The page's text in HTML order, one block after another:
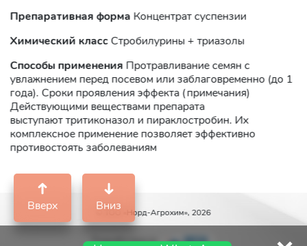
Вверх Вниз
Препаративная форма Концентрат суспензии
Химический классСтробилурины + триазолы
Способы применения Протравливание семян с
увлажнением перед посевом или заблаговременно (до 1
года). Сроки проявления эффекта (примечания)
Действующими веществами препарата
выступают тритиконазол и пираклостробин. Их
комплексное применение позволяет эффективно
противостоять заболеваниям
© ТОО «Норд-Агрохим», 2026
Разработано в